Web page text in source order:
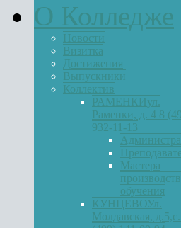
О Колледже
Новости
Визитка
Достижения
Выпускники
Коллектив
РАМЕНКИул.
Раменки, д. 4 8
932-11-13
Мастера
обучения
КУНЦЕВОУл.
Молдавская,